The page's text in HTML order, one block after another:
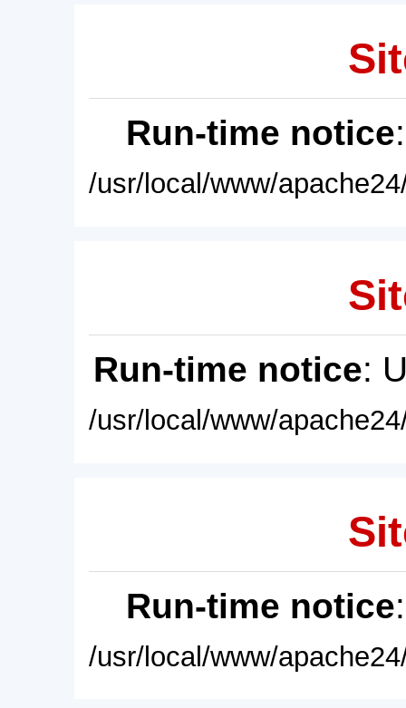
Run-time notice
/usr/local/www/
Run-time notice:
/usr/local/www/
Run-time notice
/usr/local/www/